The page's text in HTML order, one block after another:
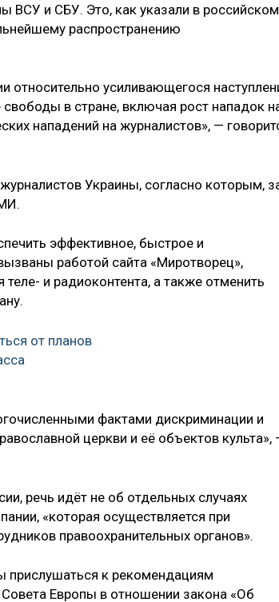
ВСУ и СБУ. Это, как указали в российском
распространению
относительно усиливающегося
свободы в стране, включая рост нападок
нападений на журналистов», —
Украины, согласно которым,
эффективное, быстрое и
работой сайта «Миротворец»,
и радиоконтента, а также отменить
от планов
фактами дискриминации и
церкви и её объектов культа»,
речь идёт не об отдельных случаях
«которая осуществляется при
правоохранительных органов».
прислушаться к рекомендациям
Европы в отношении закона «Об